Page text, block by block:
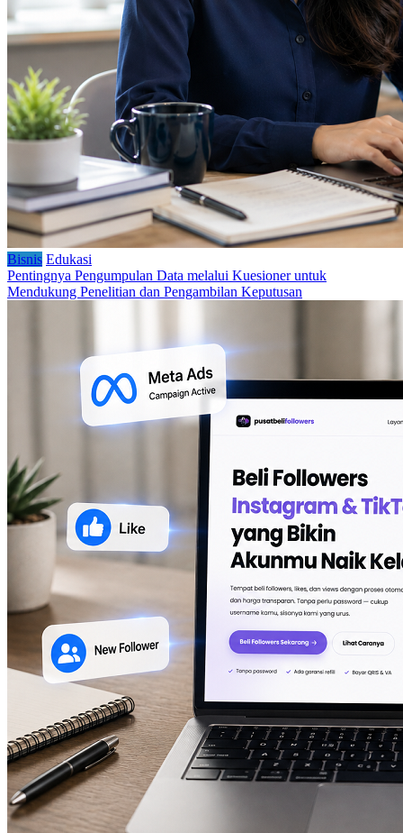
Bisnis Edukasi
Pentingnya Pengumpulan Data melalui Kuesioner untuk
Mendukung Penelitian dan Pengambilan Keputusan